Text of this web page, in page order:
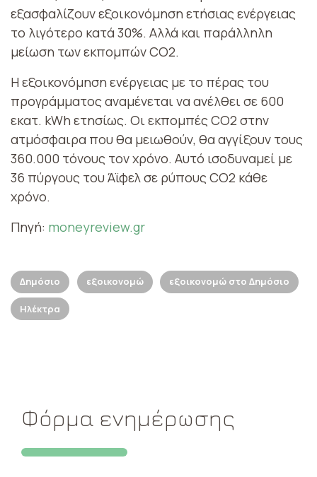
εξασφαλίζουν εξοικονόμηση ετήσιας ενέργειας
το λιγότερο κατά 30%. Αλλά και παράλληλη
μείωση των εκπομπών CO2.
Η εξοικονόμηση ενέργειας με το πέρας του
προγράμματος αναμένεται να ανέλθει σε 600
εκατ. kWh ετησίως. Οι εκπομπές CO2 στην
ατμόσφαιρα που θα μειωθούν, θα αγγίξουν τους
360.000 τόνους τον χρόνο. Αυτό ισοδυναμεί με
36 πύργους του Άϊφελ σε ρύπους CO2 κάθε
χρόνο.
Πηγή: moneyreview.gr
Δημόσιο εξοικονομώ εξοικονομώ στο Δημόσιο
Ηλέκτρα
Φόρμα ενημέρωσης